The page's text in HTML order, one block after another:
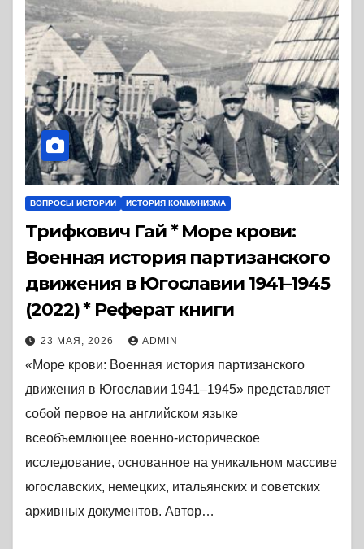
ВОПРОСЫ ИСТОРИИ ИСТОРИЯ КОММУНИЗМА
Трифкович Гай * Море крови:
Военная история партизанского
движения в Югославии 1941–1945
(2022) * Реферат книги
23 МАЯ, 2026 ADMIN
«Море крови: Военная история партизанского
движения в Югославии 1941–1945» представляет
собой первое на английском языке
всеобъемлющее военно-историческое
исследование, основанное на уникальном массиве
югославских, немецких, итальянских и советских
архивных документов. Автор…